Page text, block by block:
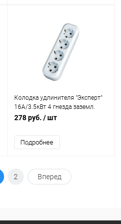
Колодка удлинителя "Эксперт"
16А/3.5кВт 4 гнезда заземл.
контакт. EKF AKB16-4
278 руб. / шт
Подробнее
2 Вперед